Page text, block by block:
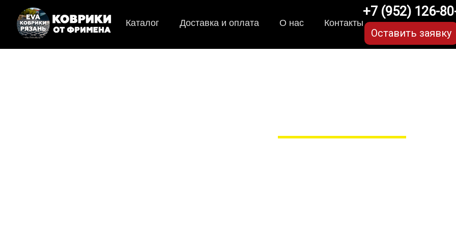
Каталог Доставка и оплата О нас Контакты
+7 (952) 126-
Оставить заявку